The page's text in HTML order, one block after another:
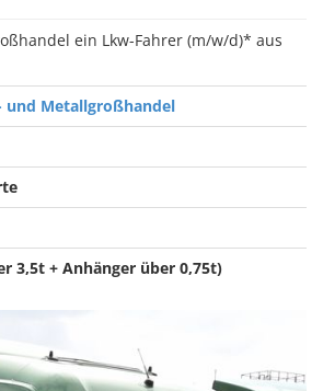
ein Lkw-Fahrer (m/w/d)* aus
und Metallgroßhandel
3,5t + Anhänger über 0,75t)